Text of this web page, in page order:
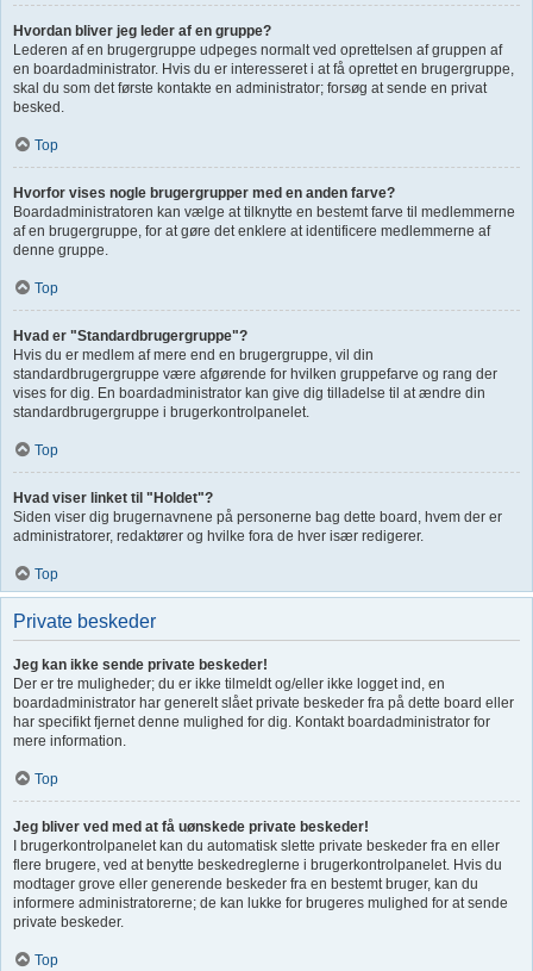
Hvordan bliver jeg leder af en gruppe?
Lederen af en brugergruppe udpeges normalt ved oprettelsen af gruppen af
en boardadministrator. Hvis du er interesseret i at få oprettet en brugergruppe,
skal du som det første kontakte en administrator; forsøg at sende en privat
besked.
Top
Hvorfor vises nogle brugergrupper med en anden farve?
Boardadministratoren kan vælge at tilknytte en bestemt farve til medlemmerne
af en brugergruppe, for at gøre det enklere at identificere medlemmerne af
denne gruppe.
Top
Hvad er "Standardbrugergruppe"?
Hvis du er medlem af mere end en brugergruppe, vil din
standardbrugergruppe være afgørende for hvilken gruppefarve og rang der
vises for dig. En boardadministrator kan give dig tilladelse til at ændre din
standardbrugergruppe i brugerkontrolpanelet.
Top
Hvad viser linket til "Holdet"?
Siden viser dig brugernavnene på personerne bag dette board, hvem der er
administratorer, redaktører og hvilke fora de hver især redigerer.
Top
Private beskeder
Jeg kan ikke sende private beskeder!
Der er tre muligheder; du er ikke tilmeldt og/eller ikke logget ind, en
boardadministrator har generelt slået private beskeder fra på dette board eller
har specifikt fjernet denne mulighed for dig. Kontakt boardadministrator for
mere information.
Top
Jeg bliver ved med at få uønskede private beskeder!
I brugerkontrolpanelet kan du automatisk slette private beskeder fra en eller
flere brugere, ved at benytte beskedreglerne i brugerkontrolpanelet. Hvis du
modtager grove eller generende beskeder fra en bestemt bruger, kan du
informere administratorerne; de kan lukke for brugeres mulighed for at sende
private beskeder.
Top